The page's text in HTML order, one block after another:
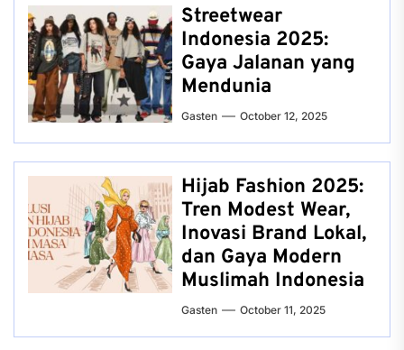
Streetwear
Indonesia 2025:
Gaya Jalanan yang
Mendunia
Gasten October 12, 2025
Hijab Fashion 2025:
Tren Modest Wear,
Inovasi Brand Lokal,
dan Gaya Modern
Muslimah Indonesia
Gasten October 11, 2025